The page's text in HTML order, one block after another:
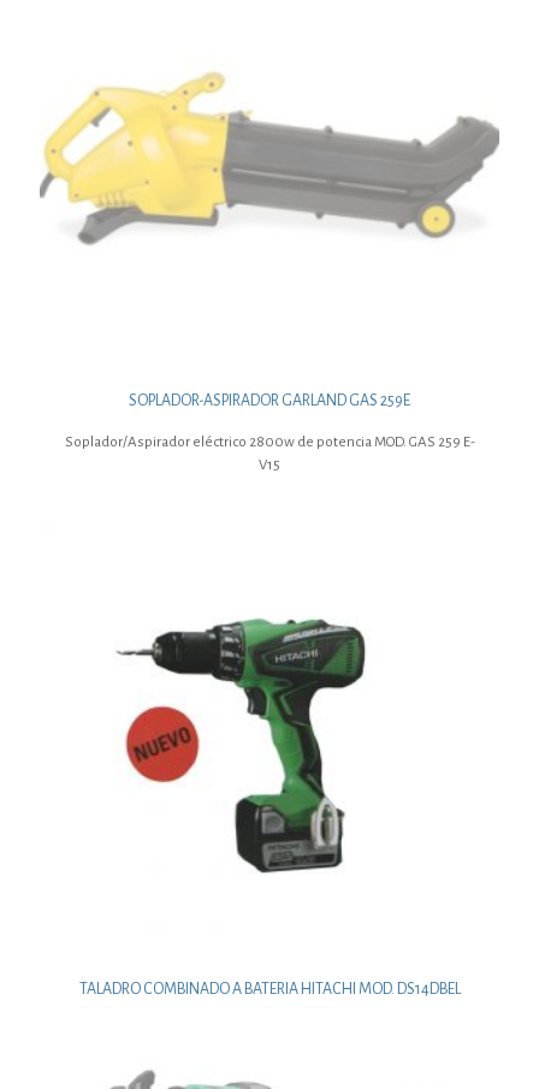
SOPLADOR-ASPIRADOR GARLAND GAS 259E
Soplador/Aspirador eléctrico 2800w de potencia MOD. GAS 259 E-
V15
TALADRO COMBINADO A BATERIA HITACHI MOD. DS14DBEL